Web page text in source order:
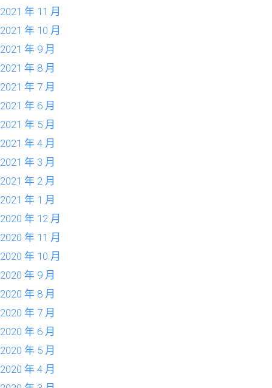
2021 年 11 月
2021 年 10 月
2021 年 9 月
2021 年 8 月
2021 年 7 月
2021 年 6 月
2021 年 5 月
2021 年 4 月
2021 年 3 月
2021 年 2 月
2021 年 1 月
2020 年 12 月
2020 年 11 月
2020 年 10 月
2020 年 9 月
2020 年 8 月
2020 年 7 月
2020 年 6 月
2020 年 5 月
2020 年 4 月